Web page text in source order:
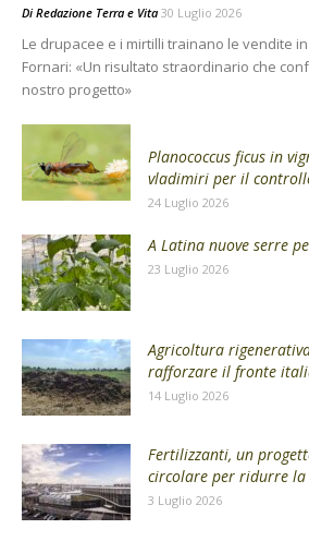
Di Redazione Terra e Vita 30 Luglio 2026
Le drupacee e i mirtilli trainano le vendite
Fornari: «Un risultato straordinario che
nostro progetto»
Planococcus ficus in
vladimiri per il
24 Luglio 2026
A Latina nuove serre
23 Luglio 2026
Agricoltura
rafforzare il fronte
14 Luglio 2026
Fertilizzanti, un
circolare per ridurre la
3 Luglio 2026